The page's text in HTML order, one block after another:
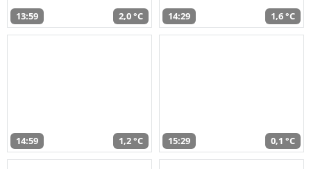
13:59 2,0 °C 14:29 1,6 °C
14:59 1,2 °C 15:29 0,1 °C